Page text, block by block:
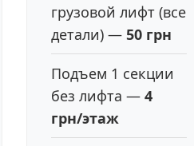
грузовой лифт (все
детали) — 50 грн
Подъем 1 секции
без лифта — 4
грн/этаж